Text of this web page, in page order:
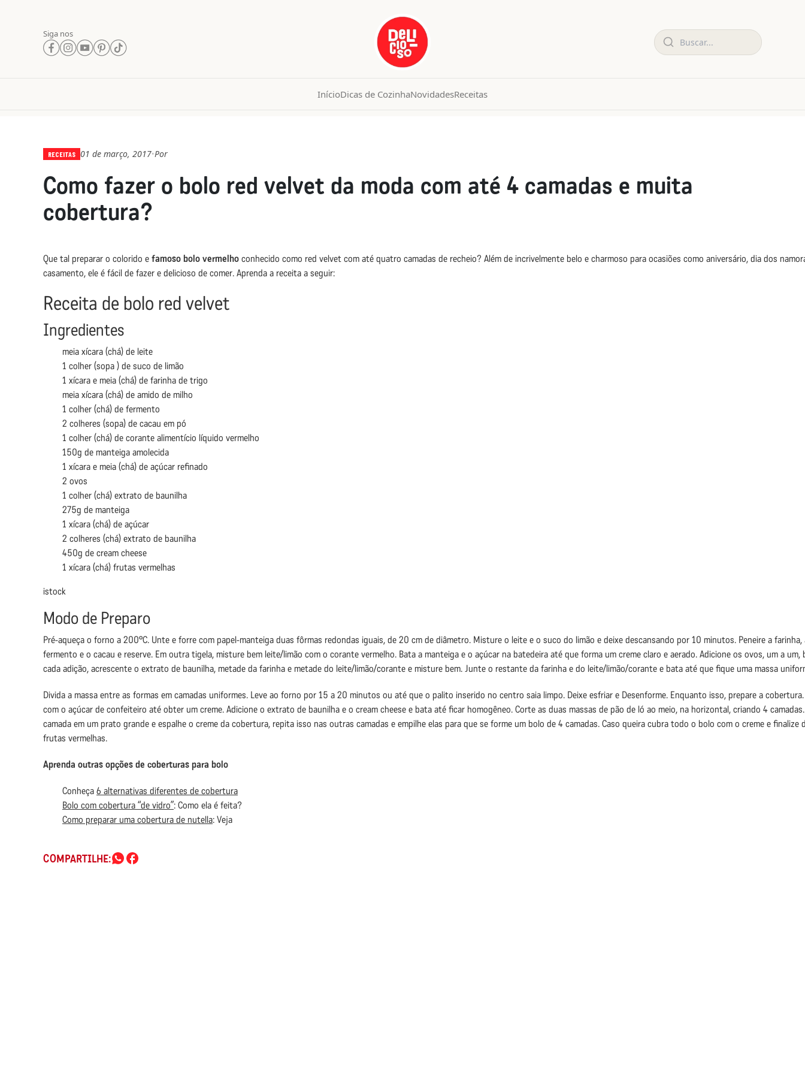
Siga nos
InícioDicas de CozinhaNovidadesReceitas
RECEITAS 01 de março, 2017•Por
Como fazer o bolo red velvet da moda com até 4 camadas e muita
cobertura?
Que tal preparar o colorido e famoso bolo vermelho conhecido como red velvet com até quatro camadas de recheio? Além de incrivelmente belo e charmoso para ocasiões como aniversário, dia dos
casamento, ele é fácil de fazer e delicioso de comer. Aprenda a receita a seguir:
Receita de bolo red velvet
Ingredientes
meia xícara (chá) de leite
1 colher (sopa ) de suco de limão
1 xícara e meia (chá) de farinha de trigo
meia xícara (chá) de amido de milho
1 colher (chá) de fermento
2 colheres (sopa) de cacau em pó
1 colher (chá) de corante alimentício líquido vermelho
150g de manteiga amolecida
1 xícara e meia (chá) de açúcar refinado
2 ovos
1 colher (chá) extrato de baunilha
275g de manteiga
1 xícara (chá) de açúcar
2 colheres (chá) extrato de baunilha
450g de cream cheese
1 xícara (chá) frutas vermelhas
istock
Modo de Preparo
Pré-aqueça o forno a 200°C. Unte e forre com papel-manteiga duas fôrmas redondas iguais, de 20 cm de diâmetro. Misture o leite e o suco do limão e deixe descansando por 10 minutos. Peneire a farinha,
fermento e o cacau e reserve. Em outra tigela, misture bem leite/limão com o corante vermelho. Bata a manteiga e o açúcar na batedeira até que forma um creme claro e aerado. Adicione os ovos, um a um,
cada adição, acrescente o extrato de baunilha, metade da farinha e metade do leite/limão/corante e misture bem. Junte o restante da farinha e do leite/limão/corante e bata até que fique uma massa
Divida a massa entre as formas em camadas uniformes. Leve ao forno por 15 a 20 minutos ou até que o palito inserido no centro saia limpo. Deixe esfriar e Desenforme. Enquanto isso, prepare a
com o açúcar de confeiteiro até obter um creme. Adicione o extrato de baunilha e o cream cheese e bata até ficar homogêneo. Corte as duas massas de pão de ló ao meio, na horizontal, criando 4
camada em um prato grande e espalhe o creme da cobertura, repita isso nas outras camadas e empilhe elas para que se forme um bolo de 4 camadas. Caso queira cubra todo o bolo com o creme e finalize
frutas vermelhas.
Aprenda outras opções de coberturas para bolo
Conheça 6 alternativas diferentes de cobertura
Bolo com cobertura “de vidro”: Como ela é feita?
Como preparar uma cobertura de nutella: Veja
COMPARTILHE: